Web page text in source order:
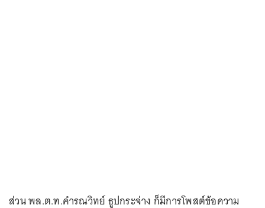
ส่วน พล.ต.ท.คำรณวิทย์ ธูปกระจ่าง ก็มีการโพสต์ข้อความ